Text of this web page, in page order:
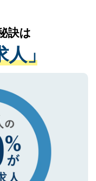
についての厳密な
者のみに付与され
を取得済みです。
報は、SSL（デー
ご安心ください。
機関の状況や紹介
切なアドバイスを
ぐにご転職をされ
ポートが可能です
さい。
訣は
人」